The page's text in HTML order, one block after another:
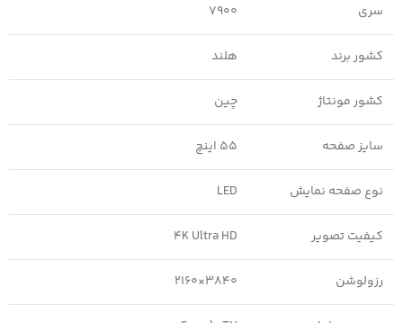
سری 7900
کشور برند هلند
کشور مونتاژ چین
سایز صفحه 55 اینچ
نوع صفحه نمایش LED
کیفیت تصویر 4K Ultra HD
رزولوشن 3840×2160